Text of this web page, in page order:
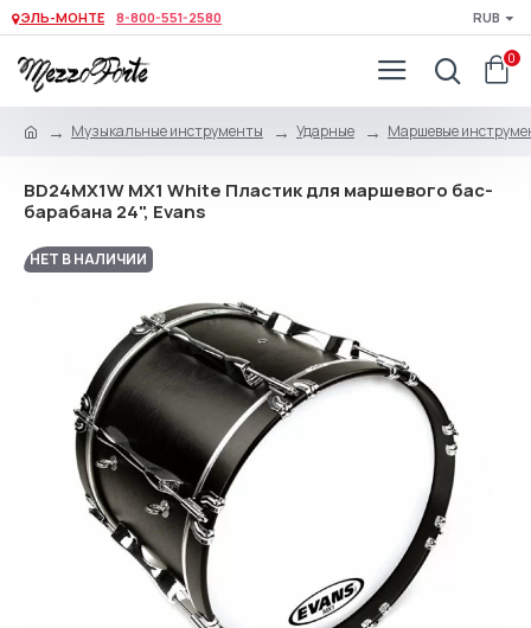
ЭЛЬ-МОНТЕ 8-800-551-2580 RUB
0
Музыкальные инструменты Ударные Маршевые
BD24MX1W MX1 White Пластик для маршевого бас-
барабана 24", Evans
НЕТ В НАЛИЧИИ